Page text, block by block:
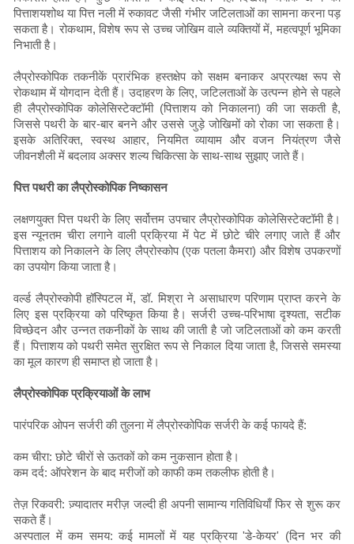
पित्ताशयशोथ या पित्त नली में रुकावट जैसी गंभीर जटिलताओं का सामना करना पड़
सकता है। रोकथाम, विशेष रूप से उच्च जोखिम वाले व्यक्तियों में, महत्वपूर्ण भूमिका
निभाती है।
लैप्रोस्कोपिक तकनीकें प्रारंभिक हस्तक्षेप को सक्षम बनाकर अप्रत्यक्ष रूप से
रोकथाम में योगदान देती हैं। उदाहरण के लिए, जटिलताओं के उत्पन्न होने से पहले
ही लैप्रोस्कोपिक कोलेसिस्टेक्टॉमी (पित्ताशय को निकालना) की जा सकती है,
जिससे पथरी के बार-बार बनने और उससे जुड़े जोखिमों को रोका जा सकता है।
इसके अतिरिक्त, स्वस्थ आहार, नियमित व्यायाम और वजन नियंत्रण जैसे
जीवनशैली में बदलाव अक्सर शल्य चिकित्सा के साथ-साथ सुझाए जाते हैं।
पित्त पथरी का लैप्रोस्कोपिक निष्कासन
लक्षणयुक्त पित्त पथरी के लिए सर्वोत्तम उपचार लैप्रोस्कोपिक कोलेसिस्टेक्टॉमी है।
इस न्यूनतम चीरा लगाने वाली प्रक्रिया में पेट में छोटे चीरे लगाए जाते हैं और
पित्ताशय को निकालने के लिए लैप्रोस्कोप (एक पतला कैमरा) और विशेष उपकरणों
का उपयोग किया जाता है।
वर्ल्ड लैप्रोस्कोपी हॉस्पिटल में, डॉ. मिश्रा ने असाधारण परिणाम प्राप्त करने के
लिए इस प्रक्रिया को परिष्कृत किया है। सर्जरी उच्च-परिभाषा दृश्यता, सटीक
विच्छेदन और उन्नत तकनीकों के साथ की जाती है जो जटिलताओं को कम करती
हैं। पित्ताशय को पथरी समेत सुरक्षित रूप से निकाल दिया जाता है, जिससे समस्या
का मूल कारण ही समाप्त हो जाता है।
लैप्रोस्कोपिक प्रक्रियाओं के लाभ
पारंपरिक ओपन सर्जरी की तुलना में लैप्रोस्कोपिक सर्जरी के कई फायदे हैं:
कम चीरा: छोटे चीरों से ऊतकों को कम नुकसान होता है।
कम दर्द: ऑपरेशन के बाद मरीजों को काफी कम तकलीफ होती है।
तेज़ रिकवरी: ज़्यादातर मरीज़ जल्दी ही अपनी सामान्य गतिविधियाँ फिर से शुरू कर
सकते हैं।
अस्पताल में कम समय: कई मामलों में यह प्रक्रिया 'डे-केयर' (दिन भर की